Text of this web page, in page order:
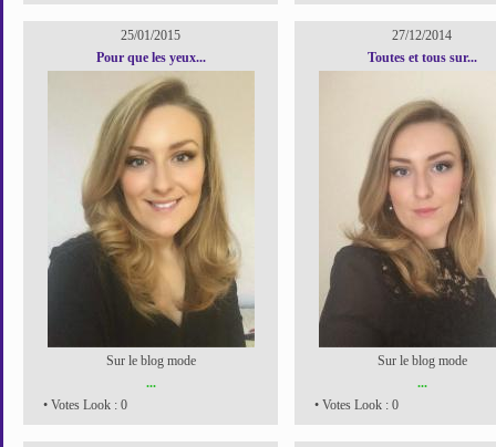
25/01/2015
Pour que les yeux...
Sur le blog mode
...
• Votes Look : 0
27/12/2014
Toutes et tous sur...
Sur le blog mode
...
• Votes Look : 0